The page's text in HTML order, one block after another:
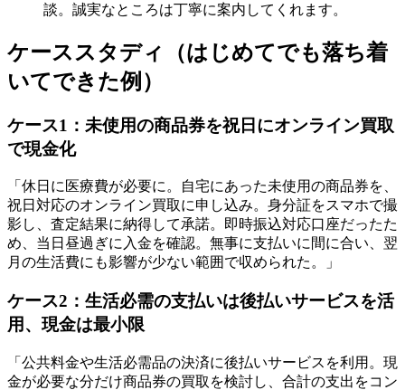
談。誠実なところは丁寧に案内してくれます。
ケーススタディ（はじめてでも落ち着
いてできた例）
ケース1：未使用の商品券を祝日にオンライン買取
で現金化
「休日に医療費が必要に。自宅にあった未使用の商品券を、
祝日対応のオンライン買取に申し込み。身分証をスマホで撮
影し、査定結果に納得して承諾。即時振込対応口座だったた
め、当日昼過ぎに入金を確認。無事に支払いに間に合い、翌
月の生活費にも影響が少ない範囲で収められた。」
ケース2：生活必需の支払いは後払いサービスを活
用、現金は最小限
「公共料金や生活必需品の決済に後払いサービスを利用。現
金が必要な分だけ商品券の買取を検討し、合計の支出をコン